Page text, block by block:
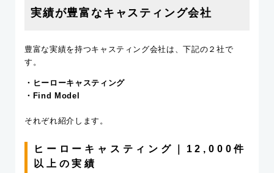
実績が豊富なキャスティング会社
豊富な実績を持つキャスティング会社は、下記の２社で
す。
・ヒーローキャスティング
・Find Model
それぞれ紹介します。
ヒーローキャスティング｜12,000件
以上の実績